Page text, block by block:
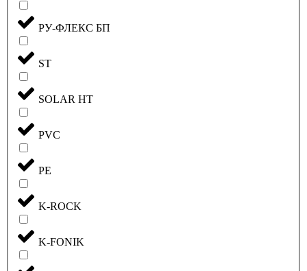
РУ-ФЛЕКС БП
ST
SOLAR HT
PVC
PE
K-ROCK
K-FONIK